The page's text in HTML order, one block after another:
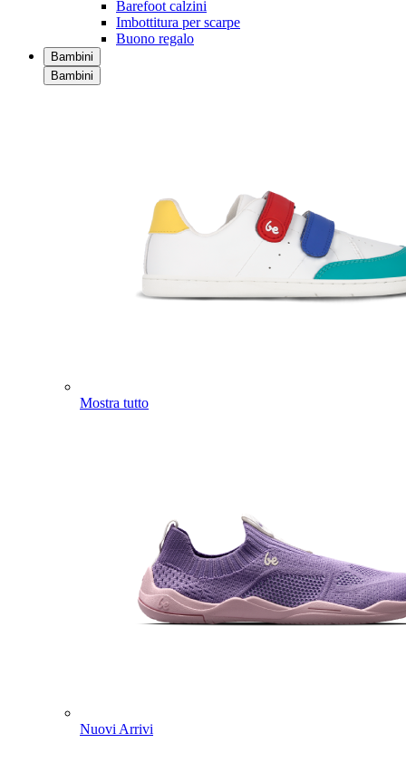
Barefoot calzini
Imbottitura per scarpe
Buono regalo
Bambini
Bambini
Mostra tutto
Nuovi Arrivi